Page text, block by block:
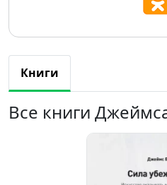
Книги
Все книги